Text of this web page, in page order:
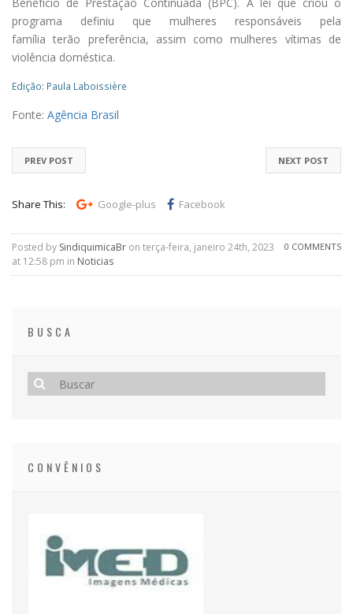
programa definiu que mulheres responsáveis pela
família terão preferência, assim como mulheres vítimas de
violência doméstica.
Edição: Paula Laboissière
Fonte: Agência Brasil
NEXT POST
PREV POST
Share This: Google-plus Facebook
0 COMMENTS
Posted by SindiquimicaBr on terça-feira, janeiro 24th, 2023
at 12:58 pm in Noticias
BUSCA
CONVÊNIOS